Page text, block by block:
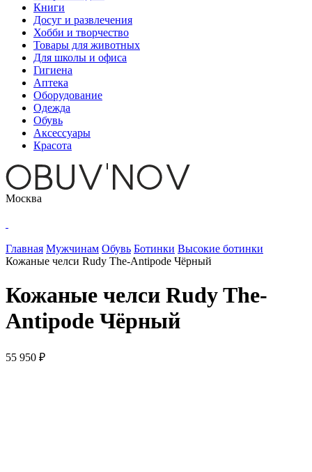
Книги
Досуг и развлечения
Хобби и творчество
Товары для животных
Для школы и офиса
Гигиена
Аптека
Оборудование
Одежда
Обувь
Аксессуары
Красота
Москва
Главная Мужчинам Обувь Ботинки Высокие ботинки
Кожаные челси Rudy The-Antipode Чёрный
Кожаные челси Rudy The-
Antipode Чёрный
55 950 ₽